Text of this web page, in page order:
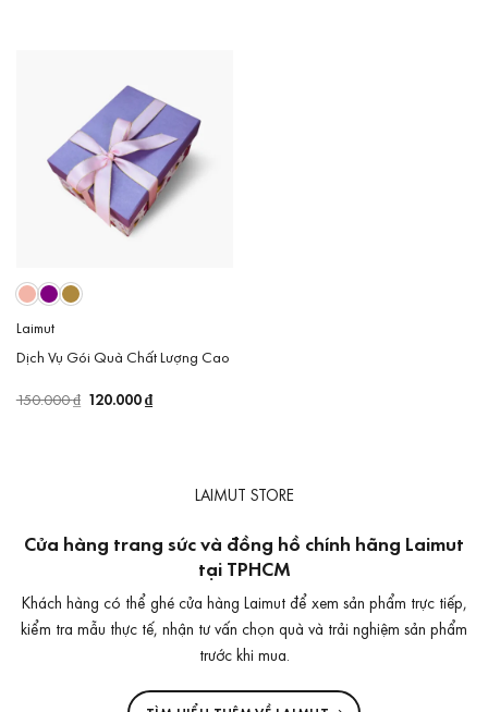
Laimut
Dịch Vụ Gói Quà Chất Lượng Cao
150.000₫ Giá
120.000₫
LAIMUT STORE
Cửa hàng trang sức và đồng hồ chính hãng Laimut
tại TPHCM
Khách hàng có thể ghé cửa hàng Laimut để xem sản phẩm trực tiếp,
kiểm tra mẫu thực tế, nhận tư vấn chọn quà và trải nghiệm sản phẩm
trước khi mua.